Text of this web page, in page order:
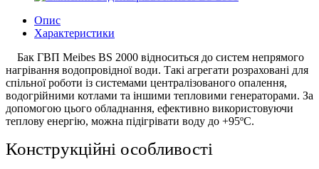
Опис
Характеристики
Бак ГВП Meibes BS 2000 відноситься до систем непрямого
нагрівання водопровідної води. Такі агрегати розраховані для
спільної роботи із системами централізованого опалення,
водогрійними котлами та іншими тепловими генераторами. За
допомогою цього обладнання, ефективно використовуючи
теплову енергію, можна підігрівати воду до +95ºС.
Конструкційні особливості